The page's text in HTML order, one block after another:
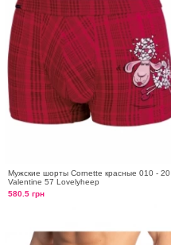
Мужские шорты Cornette красные 010 - 20
Valentine 57 Lovelyheep
580.5 грн